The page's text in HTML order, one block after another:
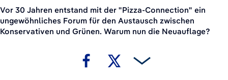
Vor 30 Jahren entstand mit der "Pizza-Connection" ein
ungewöhnliches Forum für den Austausch zwischen
Konservativen und Grünen. Warum nun die Neuauflage?